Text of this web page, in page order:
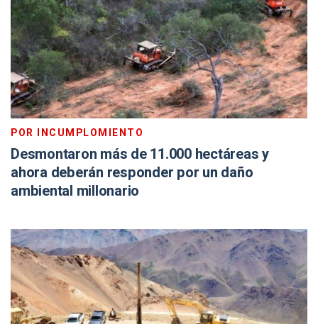
POR INCUMPLOMIENTO
Desmontaron más de 11.000 hectáreas y
ahora deberán responder por un daño
ambiental millonario